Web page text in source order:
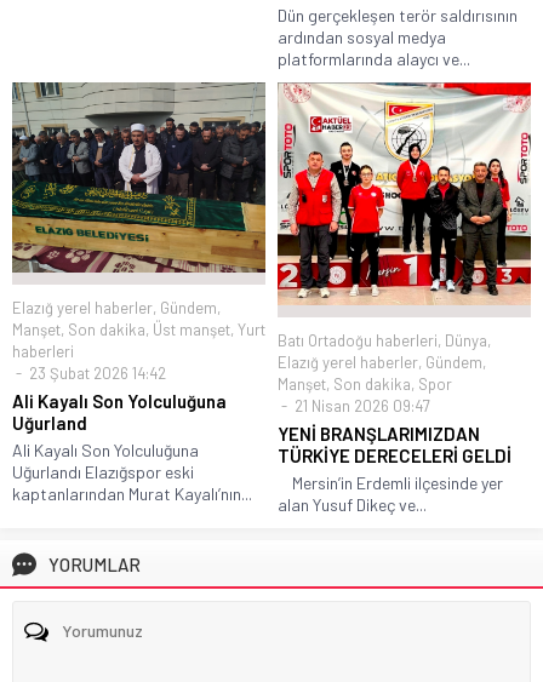
Dün gerçekleşen terör saldırısının
ardından sosyal medya
platformlarında alaycı ve...
Elazığ yerel haberler, Gündem,
Manşet, Son dakika, Üst manşet, Yurt
haberleri
23 Şubat 2026 14:42
Ali Kayalı Son Yolculuğuna
Uğurland
Ali Kayalı Son Yolculuğuna
Uğurlandı Elazığspor eski
kaptanlarından Murat Kayalı’nın...
Batı Ortadoğu haberleri, Dünya,
Elazığ yerel haberler, Gündem,
Manşet, Son dakika, Spor
21 Nisan 2026 09:47
YENİ BRANŞLARIMIZDAN
TÜRKİYE DERECELERİ GELDİ
Mersin’in Erdemli ilçesinde yer
alan Yusuf Dikeç ve...
YORUMLAR